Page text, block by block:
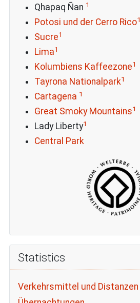
Qhapaq Ñan 1
Potosi und der Cerro Rico1
Sucre1
Lima1
Kolumbiens Kaffeezone1
Tayrona Nationalpark1
Cartagena 1
Great Smoky Mountains1
Lady Liberty1
Central Park
Statistics
Verkehrsmittel und Distanzen